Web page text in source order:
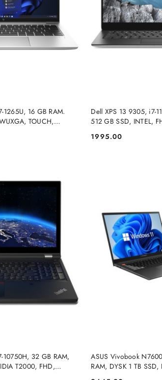
16 GB RAM.
TOUCH,
Dell XPS 13 9305, i7-
512 GB SSD, INTEL,
Cena:
1995.00
PRODUKT
10750H, 32 GB RAM,
T2000, FHD,
ASUS Vivobook
RAM, DYSK 1 TB